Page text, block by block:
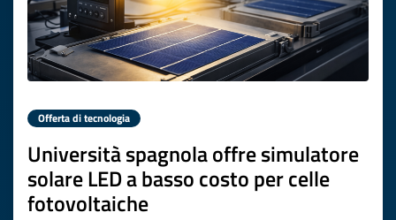
Offerta di tecnologia
Università spagnola offre simulatore
solare LED a basso costo per celle
fotovoltaiche